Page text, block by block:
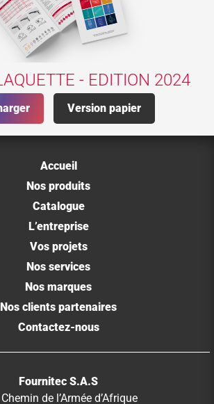
- EDITION 2024
Version papier
Accueil
Nos produits
Catalogue
L’entreprise
Vos projets
Nos services
Nos marques
Nos clients partenaires
Contactez-nous
Fournitec S.A.S
de l’Armée d’Afrique